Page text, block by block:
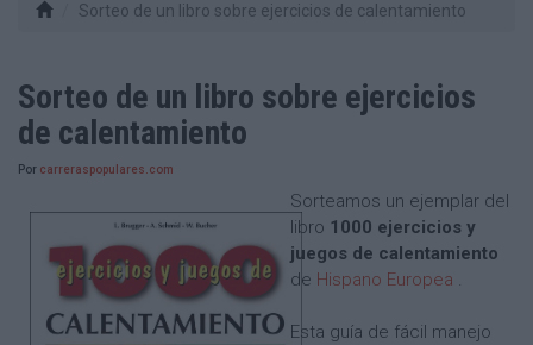
Sorteo de un libro sobre ejercicios de calentamiento
Sorteo de un libro sobre ejercicios
de calentamiento
Por carreraspopulares.com
Sorteamos un ejemplar del
libro 1000 ejercicios y
juegos de calentamiento
de Hispano Europea .
Esta guía de fácil manejo